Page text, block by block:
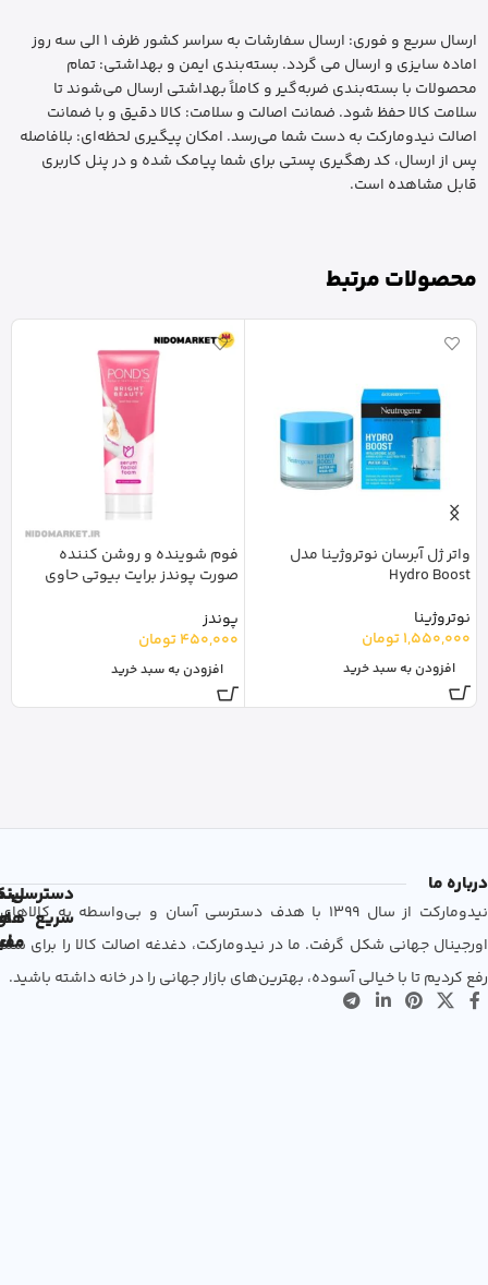
ارسال سریع و فوری: ارسال سفارشات به سراسر کشور ظرف 1 الی سه روز
اماده سایزی و ارسال می گردد. بسته‌بندی ایمن و بهداشتی: تمام
محصولات با بسته‌بندی ضربه‌گیر و کاملاً بهداشتی ارسال می‌شوند تا
سلامت کالا حفظ شود. ضمانت اصالت و سلامت: کالا دقیق و با ضمانت
اصالت نیدومارکت به دست شما می‌رسد. امکان پیگیری لحظه‌ای: بلافاصله
پس از ارسال، کد رهگیری پستی برای شما پیامک شده و در پنل کاربری
قابل مشاهده است.
محصولات مرتبط
واتر ژل آبرسان نوتروژینا مدل
Hydro Boost
نوتروژینا
1,550,000تومان
افزودن به سبد خرید
فوم شوینده و روشن کننده
صورت پوندز برایت بیوتی حاوی
پوندز
450,000تومان
افزودن به سبد خرید
درباره ما
نیدومارکت از سال 1399 با هدف دسترسی آسان و بی‌واسطه به کالاهای
اورجینال جهانی شکل گرفت. ما در نیدومارکت، دغدغه اصالت کالا را برای شما
رفع کردیم تا با خیالی آسوده، بهترین‌های بازار جهانی را در خانه داشته باشید.
دسترسی
سریع